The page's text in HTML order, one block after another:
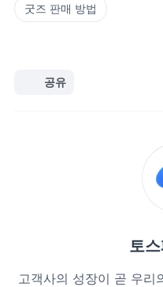
굿즈 판매 방법
공유
토
고객사의 성장이 곧 우리